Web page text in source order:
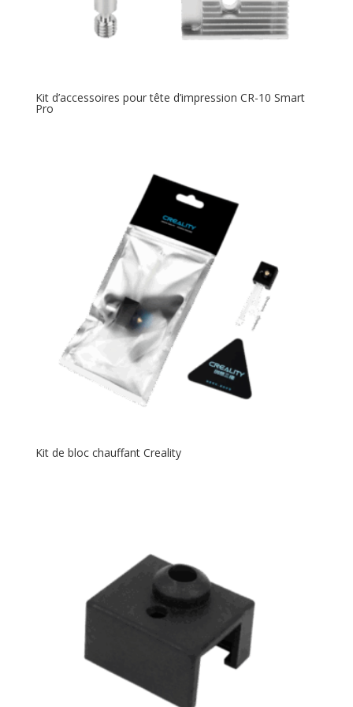
Kit d’accessoires pour tête d’impression CR-10 Smart
Pro
Kit de bloc chauffant Creality